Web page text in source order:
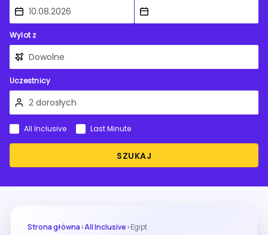
Wylot z
Uczestnicy
SZUKAJ
All Inclusive Last Minute
Strona główna›All Inclusive›Egipt